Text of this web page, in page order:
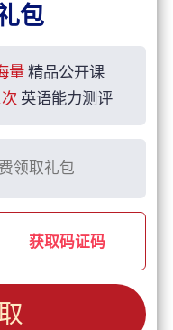
包
量 精品公开课
英语能力测评
获取码证码